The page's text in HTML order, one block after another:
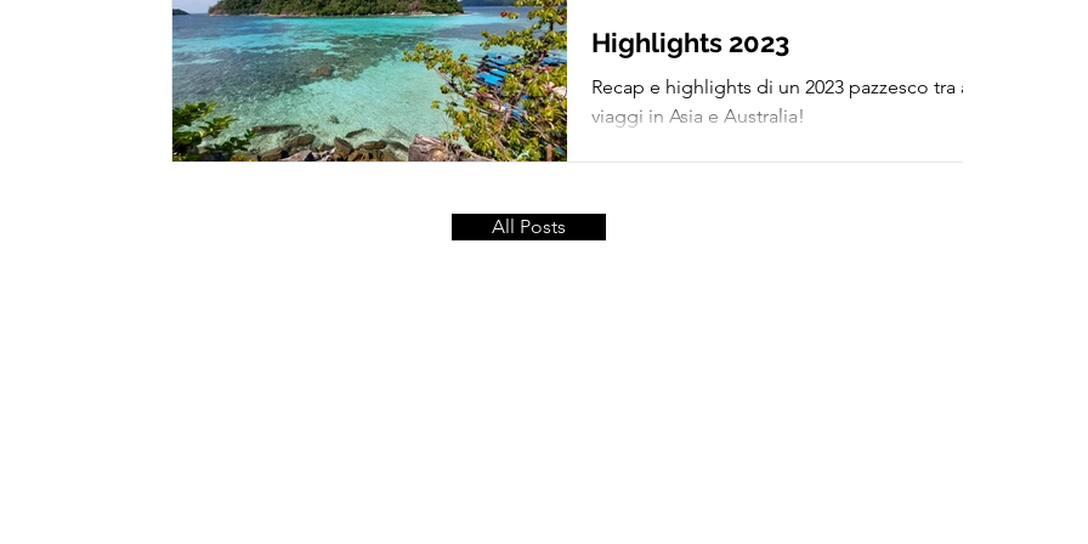
Highlights 2023
Recap e highlights di un 2023 pazzesco tra arte e
viaggi in Asia e Australia!
All Posts